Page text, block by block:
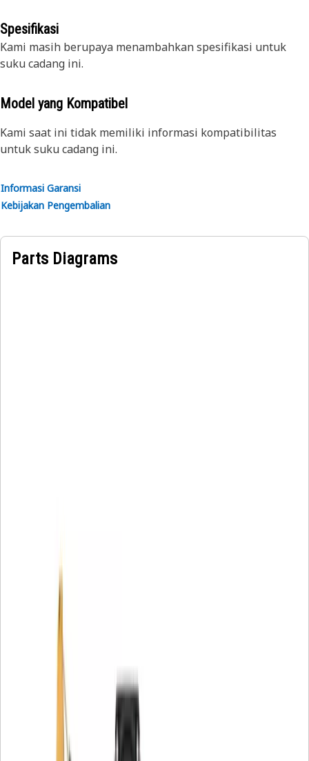
Spesifikasi
Kami masih berupaya menambahkan spesifikasi untuk
suku cadang ini.
Model yang Kompatibel
Kami saat ini tidak memiliki informasi kompatibilitas
untuk suku cadang ini.
Informasi Garansi
Kebijakan Pengembalian
Parts Diagrams